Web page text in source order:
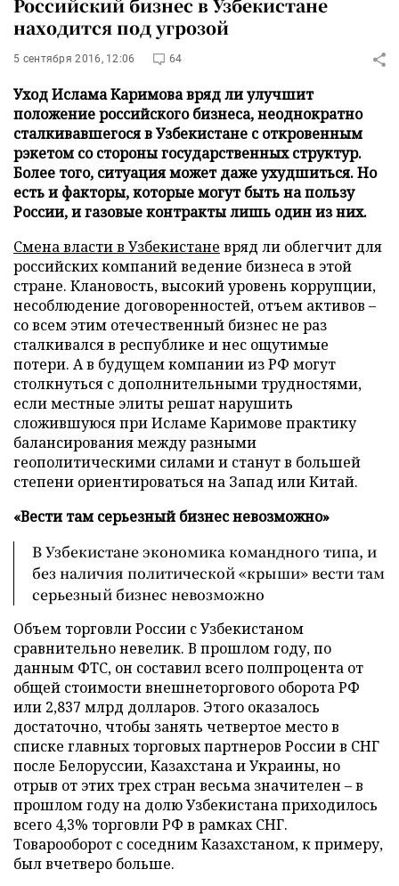
Российский бизнес в Узбекистане
находится под угрозой
5 сентября 2016, 12:06 64
Уход Ислама Каримова вряд ли улучшит
положение российского бизнеса, неоднократно
сталкивавшегося в Узбекистане с откровенным
рэкетом со стороны государственных структур.
Более того, ситуация может даже ухудшиться. Но
есть и факторы, которые могут быть на пользу
России, и газовые контракты лишь один из них.
Смена власти в Узбекистане вряд ли облегчит для
российских компаний ведение бизнеса в этой
стране. Клановость, высокий уровень коррупции,
несоблюдение договоренностей, отъем активов –
со всем этим отечественный бизнес не раз
сталкивался в республике и нес ощутимые
потери. А в будущем компании из РФ могут
столкнуться с дополнительными трудностями,
если местные элиты решат нарушить
сложившуюся при Исламе Каримове практику
балансирования между разными
геополитическими силами и станут в большей
степени ориентироваться на Запад или Китай.
«Вести там серьезный бизнес невозможно»
В Узбекистане экономика командного типа, и
без наличия политической «крыши» вести там
серьезный бизнес невозможно
Объем торговли России с Узбекистаном
сравнительно невелик. В прошлом году, по
данным ФТС, он составил всего полпроцента от
общей стоимости внешнеторгового оборота РФ
или 2,837 млрд долларов. Этого оказалось
достаточно, чтобы занять четвертое место в
списке главных торговых партнеров России в СНГ
после Белоруссии, Казахстана и Украины, но
отрыв от этих трех стран весьма значителен – в
прошлом году на долю Узбекистана приходилось
всего 4,3% торговли РФ в рамках СНГ.
Товарооборот с соседним Казахстаном, к примеру,
был вчетверо больше.